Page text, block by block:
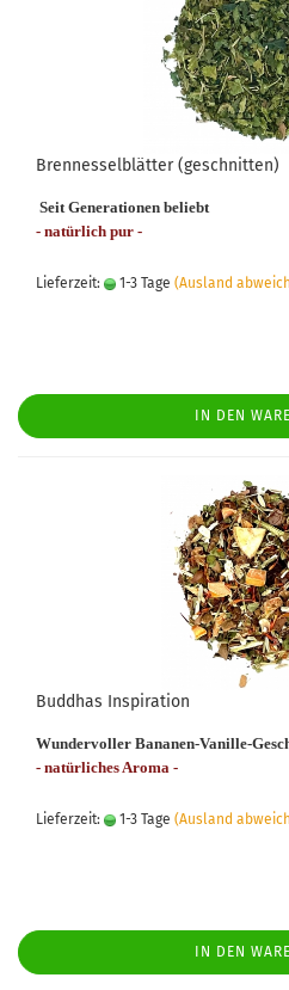
Brennesselblätter (geschnitten)
Seit Generationen beliebt
- natürlich pur -
Lieferzeit: 1-3 Tage (Ausland
IN DEN
Buddhas Inspiration
Wundervoller Bananen-Vanille-
- natürliches Aroma -
Lieferzeit: 1-3 Tage (Ausland
IN DEN